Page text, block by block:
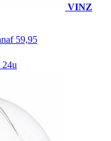
VINZ
59,95
24u